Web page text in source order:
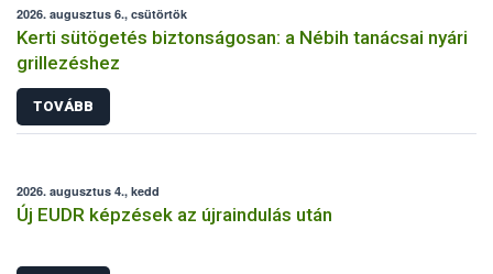
2026. augusztus 6., csütörtök
Kerti sütögetés biztonságosan: a Nébih tanácsai nyári
grillezéshez
TOVÁBB
2026. augusztus 4., kedd
Új EUDR képzések az újraindulás után